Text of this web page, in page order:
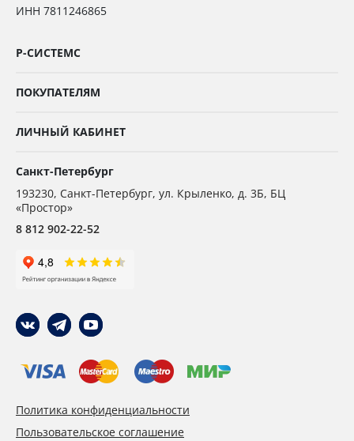
ИНН 7811246865
Р-СИСТЕМС
ПОКУПАТЕЛЯМ
ЛИЧНЫЙ КАБИНЕТ
Санкт-Петербург
193230, Санкт-Петербург, ул. Крыленко, д. 3Б, БЦ
«Простор»
8 812 902-22-52
Политика конфиденциальности
Пользовательское соглашение